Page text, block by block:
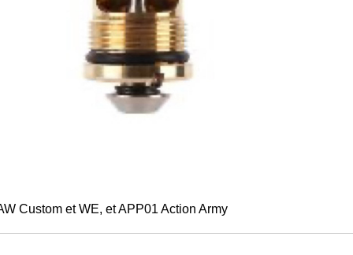
Custom et WE, et APP01 Action Army